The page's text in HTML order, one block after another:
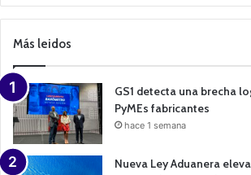
a
m
a
n
Más leidos
GS1 detecta una brecha
PyMEs fabricantes
hace 1 semana
Nueva Ley Aduanera